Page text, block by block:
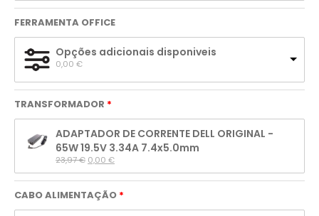
FERRAMENTA OFFICE
Opções adicionais disponiveis
0,00 €
TRANSFORMADOR
ADAPTADOR DE CORRENTE DELL ORIGINAL -
65W 19.5V 3.34A 7.4x5.0mm
23,97 € 0,00 €
CABO ALIMENTAÇÃO